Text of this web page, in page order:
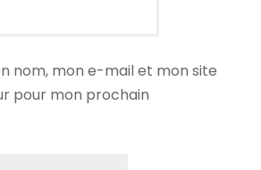
nom, mon e-mail et mon site
pour mon prochain